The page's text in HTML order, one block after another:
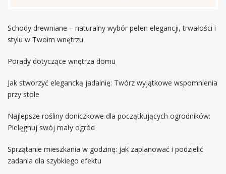
Schody drewniane – naturalny wybór pełen elegancji, trwałości i
stylu w Twoim wnętrzu
Porady dotyczące wnętrza domu
Jak stworzyć elegancką jadalnię: Twórz wyjątkowe wspomnienia
przy stole
Najlepsze rośliny doniczkowe dla początkujących ogrodników:
Pielęgnuj swój mały ogród
Sprzątanie mieszkania w godzinę: jak zaplanować i podzielić
zadania dla szybkiego efektu